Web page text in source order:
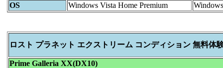
OS
Windows Vista Home Premium
ロスト プラネット エクストリーム コンディション 無料体
Prime Galleria XX(DX10)